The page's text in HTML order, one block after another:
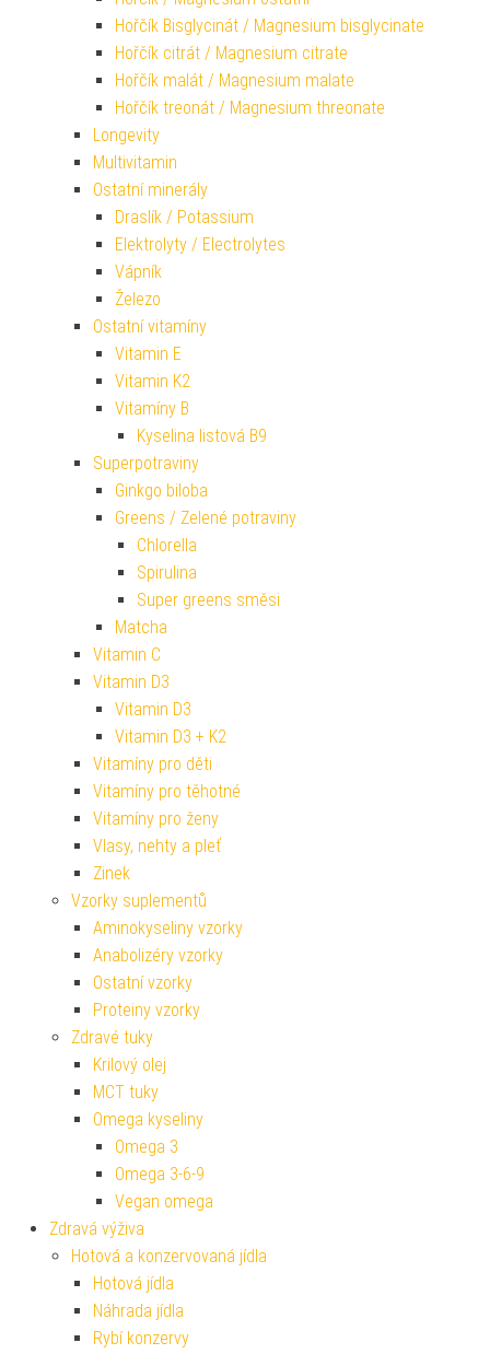
Hořčík Bisglycinát / Magnesium bisglycinate
Hořčík citrát / Magnesium citrate
Hořčík malát / Magnesium malate
Hořčík treonát / Magnesium threonate
Longevity
Multivitamin
Ostatní minerály
Draslík / Potassium
Elektrolyty / Electrolytes
Vápník
Železo
Ostatní vitamíny
Vitamin E
Vitamin K2
Vitamíny B
Kyselina listová B9
Superpotraviny
Ginkgo biloba
Greens / Zelené potraviny
Chlorella
Spirulina
Super greens směsi
Matcha
Vitamin C
Vitamin D3
Vitamin D3
Vitamin D3 + K2
Vitamíny pro děti
Vitamíny pro těhotné
Vitamíny pro ženy
Vlasy, nehty a pleť
Zinek
Vzorky suplementů
Aminokyseliny vzorky
Anabolizéry vzorky
Ostatní vzorky
Proteiny vzorky
Zdravé tuky
Krilový olej
MCT tuky
Omega kyseliny
Omega 3
Omega 3-6-9
Vegan omega
Zdravá výživa
Hotová a konzervovaná jídla
Hotová jídla
Náhrada jídla
Rybí konzervy